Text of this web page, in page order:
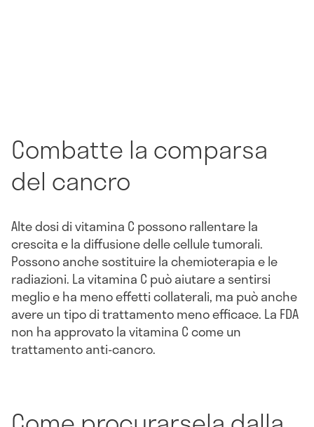
Combatte la comparsa
del cancro
Alte dosi di vitamina C possono rallentare la
crescita e la diffusione delle cellule tumorali.
Possono anche sostituire la chemioterapia e le
radiazioni. La vitamina C può aiutare a sentirsi
meglio e ha meno effetti collaterali, ma può anche
avere un tipo di trattamento meno efficace. La FDA
non ha approvato la vitamina C come un
trattamento anti-cancro.